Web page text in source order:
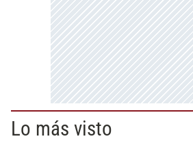
Lo más visto